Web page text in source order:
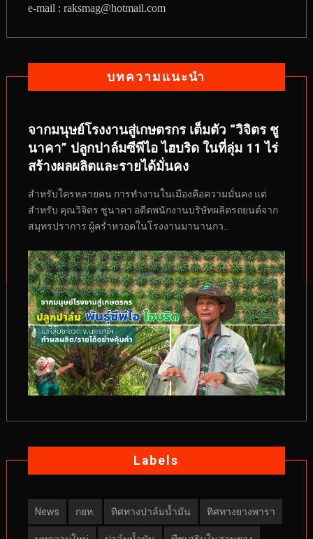
e-mail : raksmag@hotmail.com
บทความแนะนำ
จากมนุษย์โรงงานสู่เกษตรกร เต็มตัว “วิจิตร ชู
นาคา” ปลูกปาล์มซีพีไอ ไฮบริด ในที่ลุ่ม 11 ไร่
สร้างผลผลิตและรายได้มั่นคง
สำหรับใครหลายคน การทำงานในเมืองคือความมั่นคง แต่
สำหรับ คุณวิจิตร ชูนาคา อดีตพนักงานบริษัทผลิตรถยนต์จาก
สมุทรปราการ ผู้คร่ำหวอดในโรงงานมานานกว...
Labels
News กยท. ทิศทางปาล์มน้ำมัน ทิศทางยางพารา